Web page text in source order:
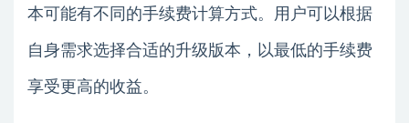
本可能有不同的手续费计算方式。用户可以根据
自身需求选择合适的升级版本，以最低的手续费
享受更高的收益。